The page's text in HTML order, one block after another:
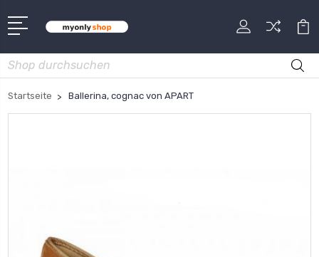
Suche
Startseite Ballerina, cognac von APART